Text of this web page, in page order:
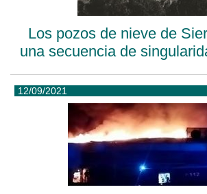
Los pozos de nieve de
una secuencia de
12/09/2021